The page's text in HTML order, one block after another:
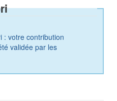
: votre contribution
validée par les